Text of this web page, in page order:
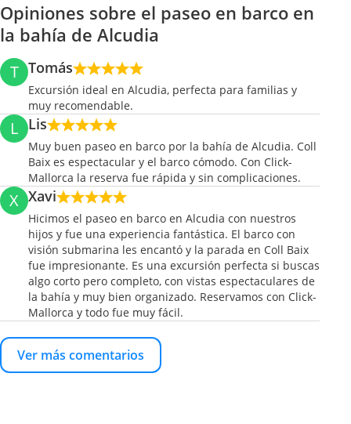
Opiniones sobre el paseo en barco en
la bahía de Alcudia
T Tomás
Excursión ideal en Alcudia, perfecta para familias y
muy recomendable.
L Lis
Muy buen paseo en barco por la bahía de Alcudia. Coll
Baix es espectacular y el barco cómodo. Con Click-
Mallorca la reserva fue rápida y sin complicaciones.
X Xavi
Hicimos el paseo en barco en Alcudia con nuestros
hijos y fue una experiencia fantástica. El barco con
visión submarina les encantó y la parada en Coll Baix
fue impresionante. Es una excursión perfecta si buscas
algo corto pero completo, con vistas espectaculares de
la bahía y muy bien organizado. Reservamos con Click-
Mallorca y todo fue muy fácil.
Ver más comentarios